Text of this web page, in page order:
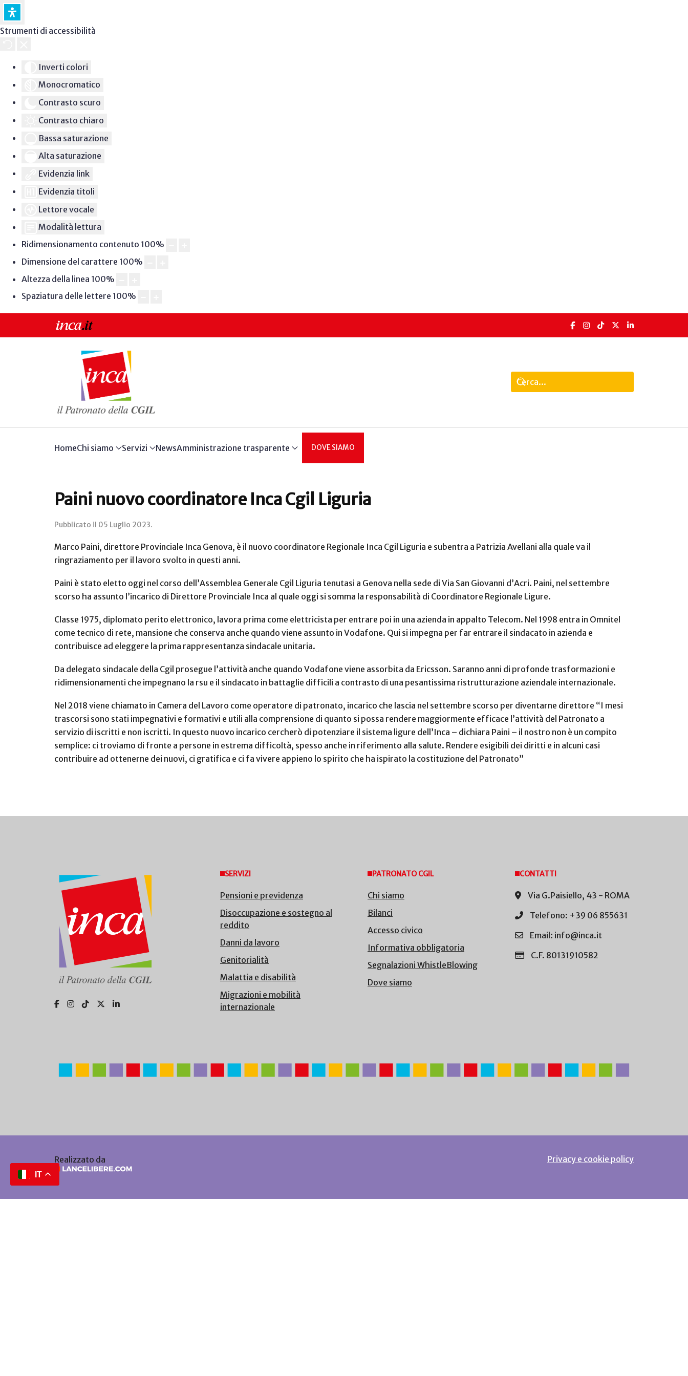
Strumenti di accessibilità
Inverti colori
Monocromatico
Contrasto scuro
Contrasto chiaro
Bassa saturazione
Alta saturazione
Evidenzia link
Evidenzia titoli
Lettore vocale
Modalità lettura
Ridimensionamento contenuto 100%
Dimensione del carattere 100%
Altezza della linea 100%
Spaziatura delle lettere 100%
HomeChi siamo Servizi NewsAmministrazione trasparente DOVE SIAMO
Paini nuovo coordinatore Inca Cgil Liguria
Pubblicato il 05 Luglio 2023.
Marco Paini, direttore Provinciale Inca Genova, è il nuovo coordinatore Regionale Inca Cgil Liguria e subentra a Patrizia Avellani alla quale va il
ringraziamento per il lavoro svolto in questi anni.
Paini è stato eletto oggi nel corso dell’Assemblea Generale Cgil Liguria tenutasi a Genova nella sede di Via San Giovanni d’Acri. Paini, nel settembre
scorso ha assunto l’incarico di Direttore Provinciale Inca al quale oggi si somma la responsabilità di Coordinatore Regionale Ligure.
Classe 1975, diplomato perito elettronico, lavora prima come elettricista per entrare poi in una azienda in appalto Telecom. Nel 1998 entra in Omnitel
come tecnico di rete, mansione che conserva anche quando viene assunto in Vodafone. Qui si impegna per far entrare il sindacato in azienda e
contribuisce ad eleggere la prima rappresentanza sindacale unitaria.
Da delegato sindacale della Cgil prosegue l’attività anche quando Vodafone viene assorbita da Ericsson. Saranno anni di profonde trasformazioni e
ridimensionamenti che impegnano la rsu e il sindacato in battaglie difficili a contrasto di una pesantissima ristrutturazione aziendale internazionale.
Nel 2018 viene chiamato in Camera del Lavoro come operatore di patronato, incarico che lascia nel settembre scorso per diventarne direttore “I mesi
trascorsi sono stati impegnativi e formativi e utili alla comprensione di quanto si possa rendere maggiormente efficace l’attività del Patronato a
servizio di iscritti e non iscritti. In questo nuovo incarico cercherò di potenziare il sistema ligure dell’Inca – dichiara Paini – il nostro non è un compito
semplice: ci troviamo di fronte a persone in estrema difficoltà, spesso anche in riferimento alla salute. Rendere esigibili dei diritti e in alcuni casi
contribuire ad ottenerne dei nuovi, ci gratifica e ci fa vivere appieno lo spirito che ha ispirato la costituzione del Patronato”
SERVIZI
Pensioni e previdenza
Disoccupazione e sostegno al
reddito
Danni da lavoro
Genitorialità
Malattia e disabilità
Migrazioni e mobilità
internazionale
PATRONATO CGIL
Chi siamo
Bilanci
Accesso civico
Informativa obbligatoria
Segnalazioni WhistleBlowing
Dove siamo
CONTATTI
Via G.Paisiello, 43 - ROMA
Telefono: +39 06 855631
Email: info@inca.it
C.F. 80131910582
Realizzato da Privacy e cookie policy
IT